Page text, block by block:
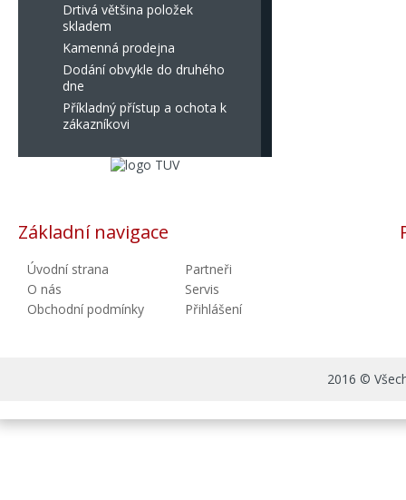
Drtivá většina položek
skladem
Kamenná prodejna
Dodání obvykle do druhého
dne
Příkladný přístup a ochota k
zákazníkovi
Základní navigace
Úvodní strana
O nás
Obchodní podmínky
Partneři
Servis
Přihlášení
2016 ©